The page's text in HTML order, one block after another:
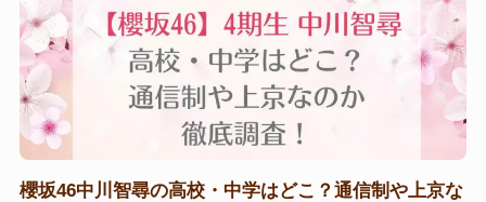
櫻坂46中川智尋の高校・中学はどこ？通信制や上京な